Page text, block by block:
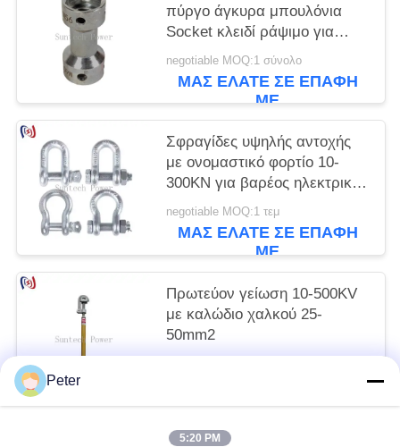
πύργο άγκυρα μπουλόνια
Socket κλειδί ράψιμο για
γραμμή μεταφοράς
negotiable MOQ:1 σύνολο
ΜΑΣ ΕΛΆΤΕ ΣΕ ΕΠΑΦΉ
ΜΕ
Σφραγίδες υψηλής αντοχής
με ονομαστικό φορτίο 10-
300KN για βαρέος ηλεκτρικός
εξοπλισμός και ανθεκτικό στη
διάβρωση ανύψωση
negotiable MOQ:1 τεμ
ΜΑΣ ΕΛΆΤΕ ΣΕ ΕΠΑΦΉ
ΜΕ
Πρωτεύον γείωση 10-500KV
με καλώδιο χαλκού 25-
50mm2
ΜΕ
Peter
5:20 PM